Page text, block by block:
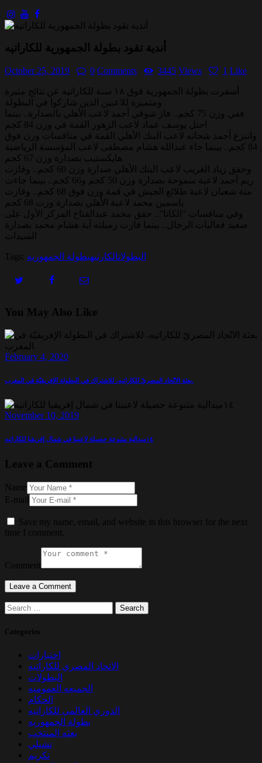
أندية تقود بطولة الجمهورية للكاراتيه
October 25, 2019 0 Comments 3445 Views 1 Like
أسفرت بطولة الجمهورية فوق ١٨ سنة للكاراتيه عن نتائج مثيرة
ومتميزة للاعبين الذين شاركوا في البطولة
ففي وزن 75 كجم.. فاز شوقي أحمد لاعب الأهلي بالصدارة.. بينما
احتل يوسف عماد لاعب الزهور القمة في وزن 84 كجم
وانتزع أحمد شحاته لاعب البنك الأهلي القمة في منافسات وزن فوق
84 كجم.. بينما جاء عبدالله هشام مصطفى لاعب المؤسسة الرياضية
هايكستيب بصدارة وزن 67 كجم
وحقق زياد الغريب لاعب البنك الأهلي صدارة وزن 60 كجم.. وفازت
ريم أحمد لاعبة سموحة بصدارة وزن 50 كجم و66 كجم.. بينما جاءت
منة شعبان لاعبة طلائع الجيش في قمة وزن فوق 68 كجم.. وفازت
ياسمين محمد لاعبة الأهلي بصدارة وزت 68 كجم
وفي منافسات “الكاتا”.. حقق محمد عبدالفتاح المركز الأول على
صعيد فعاليات الرجال.. بينما فازت زميلته آية هشام محمد بصدارة
السيدات
Tags: البطولاتالكارتيهبطولة الجمهوريه
You May Also Like
February 4, 2020
بعثة الاتّحاد المصريّ للكاراتيه، للاشتراك في البطولة الإفريقيّة في المغرب.
November 10, 2019
١٤ميدالية متنوعة حصيلة لاعبينا في شمال إفريقيا للكاراتيه
Leave a Comment
Name
E-mail
Save my name, email, and website in this browser for the next
time I comment.
Comment
Search
for:
Categories
اختبارات
الاتحاد المصري للكاراتيه
البطولات
الجميعه العموميه
الحكام
الدوري العالمي للكاراتيه
بطولة الجمهوريه
بعثه المنتخب
تشيلي
تكريم